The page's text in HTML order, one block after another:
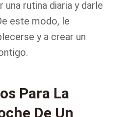
una rutina diaria y darle
este modo, le
y a crear un
Para La
De Un